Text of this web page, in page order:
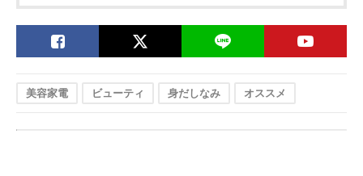
美容家電 ビューティ 身だしなみ オススメ